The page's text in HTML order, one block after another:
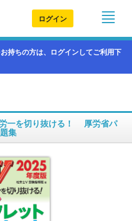
ログイン
持ちの方は、ログインしてご利用下
一を切り抜ける！ 厚労省パ
集